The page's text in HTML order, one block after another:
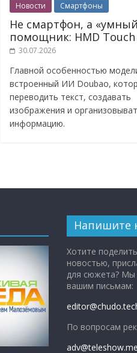
Новости Смартфоны
Не смартфон, а
помощник: HMD
30.07.2026
Главной особенностью
встроенный ИИ Doubao,
переводить текст, создавать
изображения и
информацию.
Напишите
Хотите
новостью,
для сюжета? Мы
вашим письмам:
По вопросам